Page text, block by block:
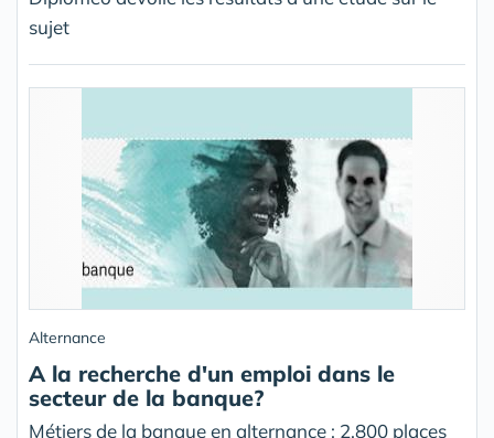
sujet
Alternance
A la recherche d'un emploi dans le
secteur de la banque?
Métiers de la banque en alternance : 2.800 places